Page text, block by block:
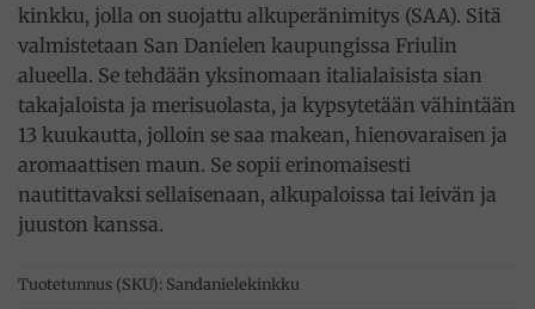
kinkku, jolla on suojattu alkuperänimitys (SAA). Sitä
valmistetaan San Danielen kaupungissa Friulin
alueella. Se tehdään yksinomaan italialaisista sian
takajaloista ja merisuolasta, ja kypsytetään vähintään
13 kuukautta, jolloin se saa makean, hienovaraisen ja
aromaattisen maun. Se sopii erinomaisesti
nautittavaksi sellaisenaan, alkupaloissa tai leivän ja
juuston kanssa.
Tuotetunnus (SKU): Sandanielekinkku